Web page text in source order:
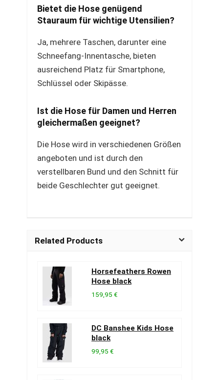
Bietet die Hose genügend
Stauraum für wichtige Utensilien?
Ja, mehrere Taschen, darunter eine
Schneefang-Innentasche, bieten
ausreichend Platz für Smartphone,
Schlüssel oder Skipässe.
Ist die Hose für Damen und Herren
gleichermaßen geeignet?
Die Hose wird in verschiedenen Größen
angeboten und ist durch den
verstellbaren Bund und den Schnitt für
beide Geschlechter gut geeignet.
Related Products
Horsefeathers Rowen
Hose black
159,95 €
DC Banshee Kids Hose
black
99,95 €